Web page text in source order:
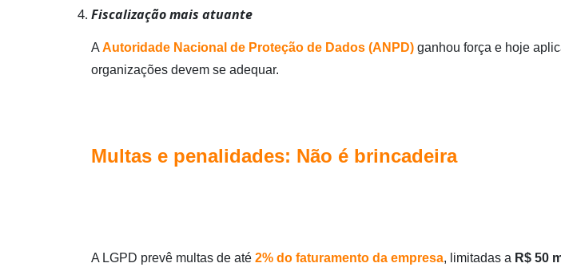
Fiscalização mais atuante
A Autoridade Nacional de Proteção de Dados (ANPD) ganhou força e hoje
organizações devem se adequar.
Multas e penalidades: Não é brincadeira
A LGPD prevê multas de até 2% do faturamento da empresa, limitadas a R$ 50